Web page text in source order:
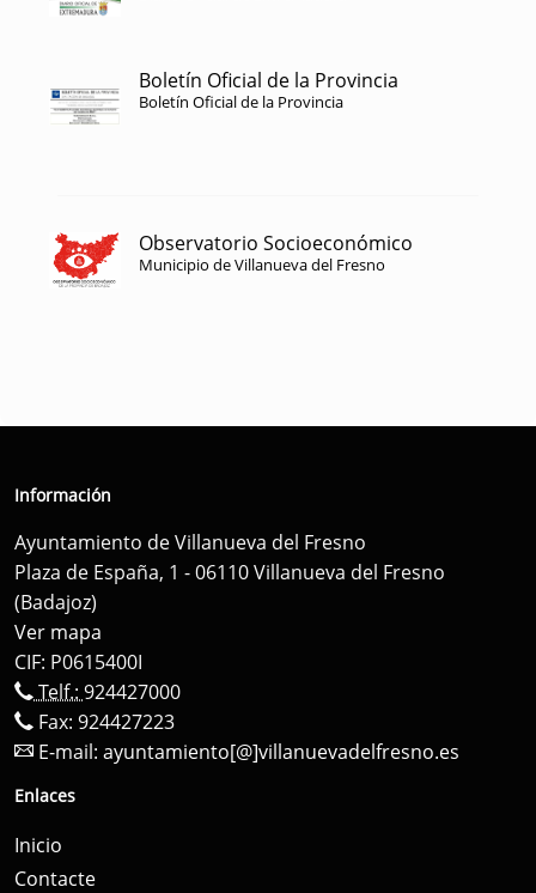
Boletín Oficial de la Provincia
Boletín Oficial de la Provincia
Observatorio Socioeconómico
Municipio de Villanueva del Fresno
Información
Ayuntamiento de Villanueva del Fresno
Plaza de España, 1 - 06110 Villanueva del Fresno
(Badajoz)
Ver mapa
CIF: P0615400I
Telf.: 924427000
Fax: 924427223
E-mail: ayuntamiento[@]villanuevadelfresno.es
Enlaces
Inicio
Contacte